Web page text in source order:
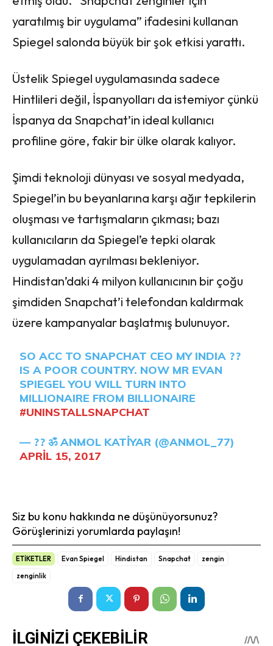
yaratılmış bir uygulama” ifadesini kullanan
Spiegel salonda büyük bir şok etkisi yarattı.
Üstelik Spiegel uygulamasında sadece
Hintlileri değil, İspanyolları da istemiyor çünkü
İspanya da Snapchat’in ideal kullanıcı
profiline göre, fakir bir ülke olarak kalıyor.
Şimdi teknoloji dünyası ve sosyal medyada,
Spiegel’in bu beyanlarına karşı ağır tepkilerin
oluşması ve tartışmaların çıkması; bazı
kullanıcıların da Spiegel’e tepki olarak
uygulamadan ayrılması bekleniyor.
Hindistan’daki 4 milyon kullanıcının bir çoğu
şimdiden Snapchat’i telefondan kaldırmak
üzere kampanyalar başlatmış bulunuyor.
SO ACC TO SNAPCHAT CEO MY INDIA ??
IS A POOR COUNTRY. NOW MR EVAN
SPIEGEL YOU WILL TURN INTO
MILLIONAIRE FROM BILLIONAIRE
#UNINSTALLSNAPCHAT
— ?? ॐ ANMOL KATIYAR (@ANMOL_77)
APRIL 15, 2017
Siz bu konu hakkında ne düşünüyorsunuz?
Görüşlerinizi yorumlarda paylaşın!
ETİKETLER Evan Spiegel Hindistan Snapchat
zengin
zenginlik